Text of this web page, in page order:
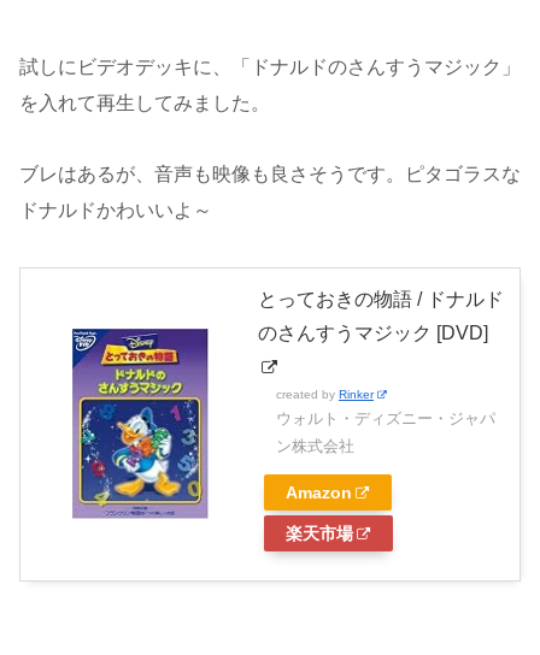
試しにビデオデッキに、「ドナルドのさんすうマジック」
を入れて再生してみました。
ブレはあるが、音声も映像も良さそうです。ピタゴラスな
ドナルドかわいいよ～
とっておきの物語 / ドナルド
のさんすうマジック [DVD]
created by Rinker
ウォルト・ディズニー・ジャパ
ン株式会社
Amazon
楽天市場